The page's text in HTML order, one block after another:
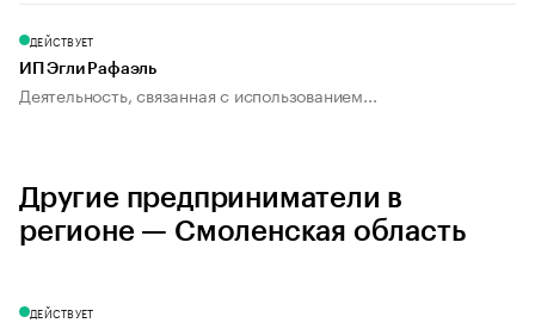
ДЕЙСТВУЕТ
ИП Эгли Рафаэль
Деятельность, связанная с использованием...
Другие предприниматели в
регионе — Смоленская область
ДЕЙСТВУЕТ